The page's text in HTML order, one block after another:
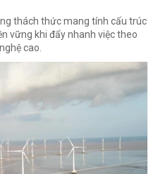
thách thức mang tính cấu trúc
vững khi đẩy nhanh việc theo
cao.